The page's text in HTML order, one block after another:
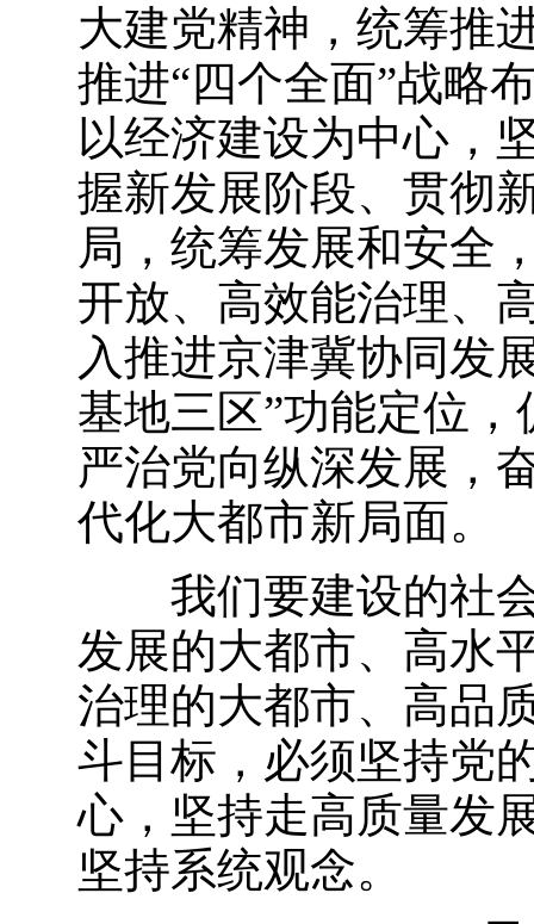
大建党精神，统筹推
推进“四个全面”战略
以经济建设为中心，
握新发展阶段、贯彻
局，统筹发展和安全
开放、高效能治理、
入推进京津冀协同发
基地三区”功能定位
严治党向纵深发展，
代化大都市新局面。
我们要建设的社
发展的大都市、高水
治理的大都市、高品
斗目标，必须坚持党
心，坚持走高质量发
坚持系统观念。